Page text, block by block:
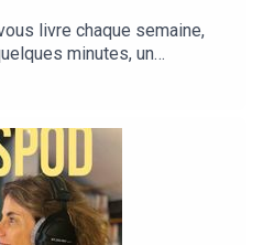
livre chaque semaine,
minutes, un
des transports en France
: · La folie des
bin Salman-
Houston nous avons un
de TotalEnergie à
sur le port de
vert chez Maersk